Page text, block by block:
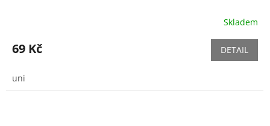
Skladem
69 Kč DETAIL
uni